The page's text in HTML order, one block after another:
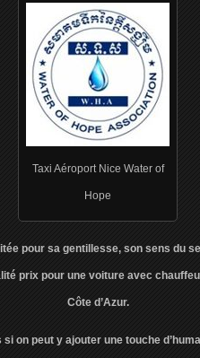
Taxi Aéroport Nice Water of
Hope
pour sa gentillesse, son sens du
prix pour une voiture avec
Côte d’Azur.
on peut y ajouter une touche